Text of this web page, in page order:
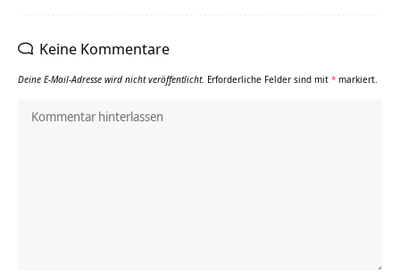
Keine Kommentare
Deine E-Mail-Adresse wird nicht veröffentlicht. Erforderliche Felder sind mit * markiert.